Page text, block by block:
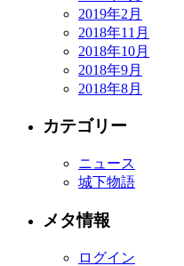
2019年2月
2018年11月
2018年10月
2018年9月
2018年8月
カテゴリー
ニュース
城下物語
メタ情報
ログイン